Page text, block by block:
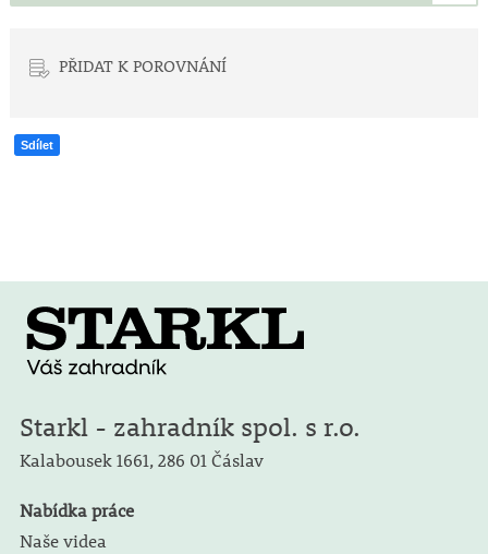
PŘIDAT K POROVNÁNÍ
Sdílet
Starkl - zahradník spol. s r.o.
Kalabousek 1661, 286 01 Čáslav
Nabídka práce
Naše videa